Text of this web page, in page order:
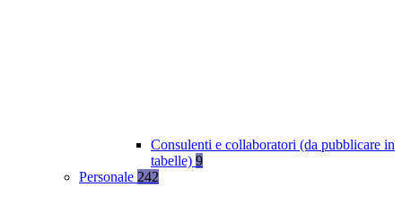
Consulenti e collaboratori (da pubblicare in
tabelle) 9
Personale 242